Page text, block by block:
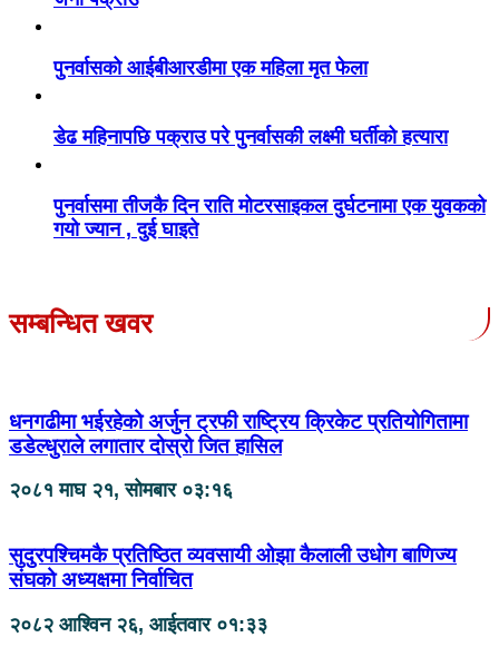
पुनर्वासको आईबीआरडीमा एक महिला मृत फेला
डेढ महिनापछि पक्राउ परे पुनर्वासकी लक्ष्मी घर्तीको हत्यारा
पुनर्वासमा तीजकै दिन राति मोटरसाइकल दुर्घटनामा एक युवकको
गयो ज्यान , दुई घाइते
सम्बन्धित खवर
धनगढीमा भईरहेको अर्जुन ट्रफी राष्ट्रिय क्रिकेट प्रतियोगितामा
डडेल्धुराले लगातार दोस्रो जित हासिल
२०८१ माघ २१, सोमबार ०३:१६
सुदुरपश्चिमकै प्रतिष्ठित व्यवसायी ओझा कैलाली उधोग बाणिज्य
संघको अध्यक्षमा निर्वाचित
२०८२ आश्विन २६, आईतवार ०१:३३